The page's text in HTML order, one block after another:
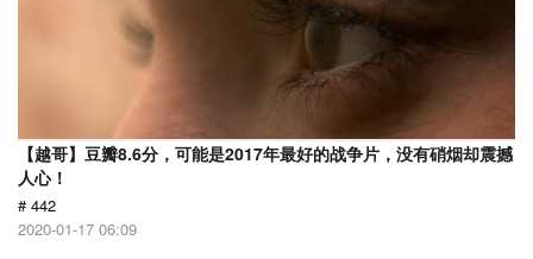
【越哥】豆瓣8.6分，可能是2017年最好的战争片，没有硝烟却震撼
人心！
# 442
2020-01-17 06:09